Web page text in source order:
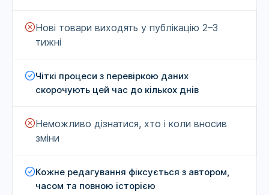
Нові товари виходять у публікацію 2–3
тижні
Чіткі процеси з перевіркою даних
скорочують цей час до кількох днів
Неможливо дізнатися, хто і коли вносив
зміни
Кожне редагування фіксується з автором,
часом та повною історією